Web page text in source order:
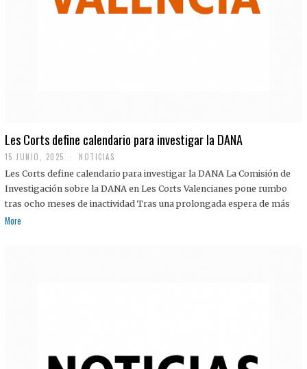
Les Corts define calendario para investigar la DANA
15 JUNIO, 2025 NOTICIAS
Les Corts define calendario para investigar la DANA La Comisión de
Investigación sobre la DANA en Les Corts Valencianes pone rumbo
tras ocho meses de inactividad Tras una prolongada espera de más
More